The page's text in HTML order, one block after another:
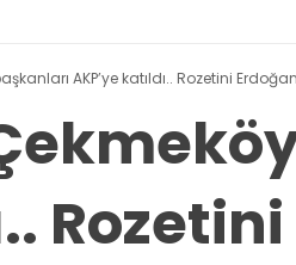
AKP’ye katıldı.. Rozetini